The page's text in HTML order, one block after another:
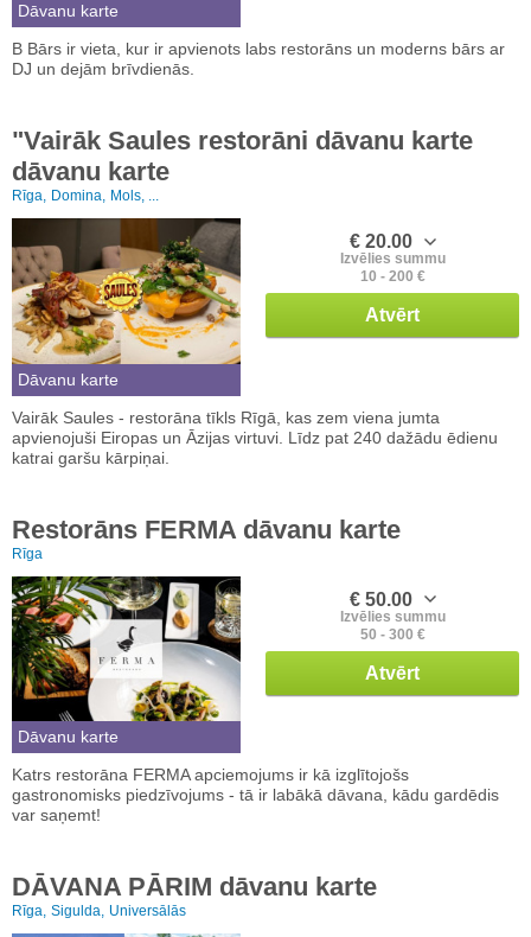
Dāvanu karte
B Bārs ir vieta, kur ir apvienots labs restorāns un moderns bārs ar
DJ un dejām brīvdienās.
"Vairāk Saules restorāni dāvanu karte
dāvanu karte
Rīga, Domina, Mols, ...
Dāvanu karte
€ 20.00
Izvēlies summu
10 - 200 €
Atvērt
Vairāk Saules - restorāna tīkls Rīgā, kas zem viena jumta
apvienojuši Eiropas un Āzijas virtuvi. Līdz pat 240 dažādu ēdienu
katrai garšu kārpiņai.
Restorāns FERMA dāvanu karte
Rīga
Dāvanu karte
€ 50.00
Izvēlies summu
50 - 300 €
Atvērt
Katrs restorāna FERMA apciemojums ir kā izglītojošs
gastronomisks piedzīvojums - tā ir labākā dāvana, kādu gardēdis
var saņemt!
DĀVANA PĀRIM dāvanu karte
Rīga, Sigulda, Universālās